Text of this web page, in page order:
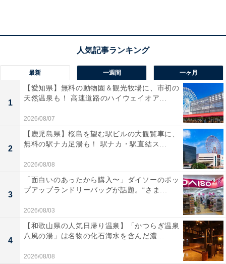
R257で約1時間／東海環状自動車道 富加関I.CよりR58〜
R41で約1時間20分
料金
大人1名（参考価格）：2万9700円
※料金は公式Webサイト参考価格
※プラン・部屋により価格は変動します
チェックイン・チェックアウト
チェックイン：15:00
※プランにより時間が異なる可能性があります
【下呂温泉の人気ホテル】「下呂温泉 悠久の
最新 一週間 一ヶ月
1
【愛知県】無料の動物園＆観光牧場に、市初の
天然温泉も！ 高速道路のハイウェイオア...
2026/08/07
2
【鹿児島県】桜島を望む駅ビルの大観覧車に、
無料の駅ナカ足湯も！ 駅ナカ・駅直結ス...
2026/08/08
3
「面白いのあったから購入〜」ダイソーのポッ
プアップランドリーバッグが話題。“さま...
2026/08/03
4
【和歌山県の人気日帰り温泉】「かつらぎ温泉
八風の湯」は名物の化石海水を含んだ濃...
2026/08/08